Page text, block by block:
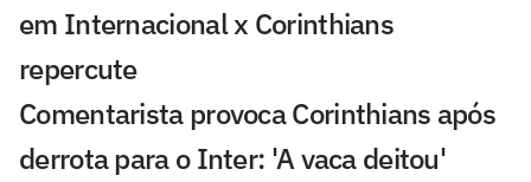
em Internacional x Corinthians
repercute
Comentarista provoca Corinthians após
derrota para o Inter: 'A vaca deitou'